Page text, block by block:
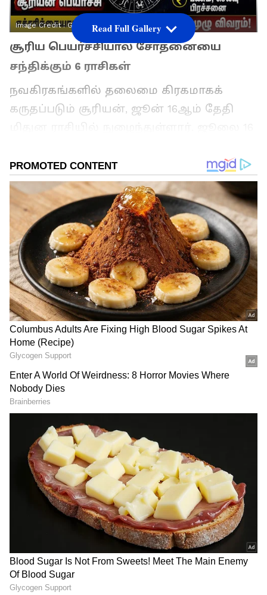
Image Credit :Gemini AI
சூரிய பெயர்ச்சியால் சோதனையை
சந்திக்கும் 6 ராசிகள்
நவகிரகங்களில் தலைமை கிரகமாகக்
கருதப்படும் சூரியன், ஜூன் 16ஆம் தேதி
கணிப்புகளின்படி, சூரியன் சாதகமாக
இருந்தால் பதவி, புகழ், செல்வாக்கு மற்றும்
மரியாதை அதிகரிக்கும். ஆனால், சில
ராசிக்காரர்களுக்கு இந்தக் கால
சவால்களையும் உருவாக்கலாம்.
ஏசியாநெட் தமிழ்-ஐ உங்கள் முதன்மைத்
தேர்வாக்குங்கள்
Read Full Gallery